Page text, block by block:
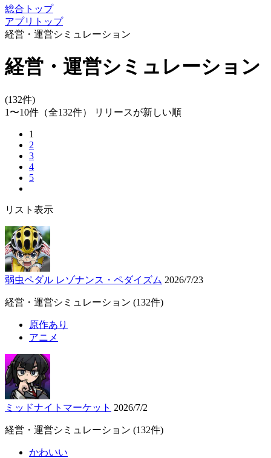
総合トップ
アプリトップ
経営・運営シミュレーション
経営・運営シミュレーション
(132件)
1〜10件 （全132件） リリースが新しい順
1
2
3
4
5
リスト表示
弱虫ペダル レゾナンス・ペダイズム 2026/7/23
経営・運営シミュレーション (132件)
原作あり
アニメ
ミッドナイトマーケット 2026/7/2
経営・運営シミュレーション (132件)
かわいい